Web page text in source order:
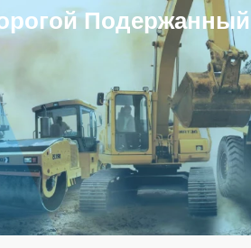
Подержанный